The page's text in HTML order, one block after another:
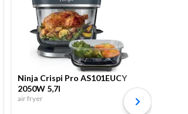
Ninja Crispi Pro AS101EUCY
2050W 5,7l
air fryer